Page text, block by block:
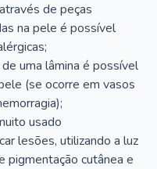
de peças
na pele é possível
uma lâmina é possível
(se ocorre em vasos
usado
lesões, utilizando a luz
pigmentação cutânea e